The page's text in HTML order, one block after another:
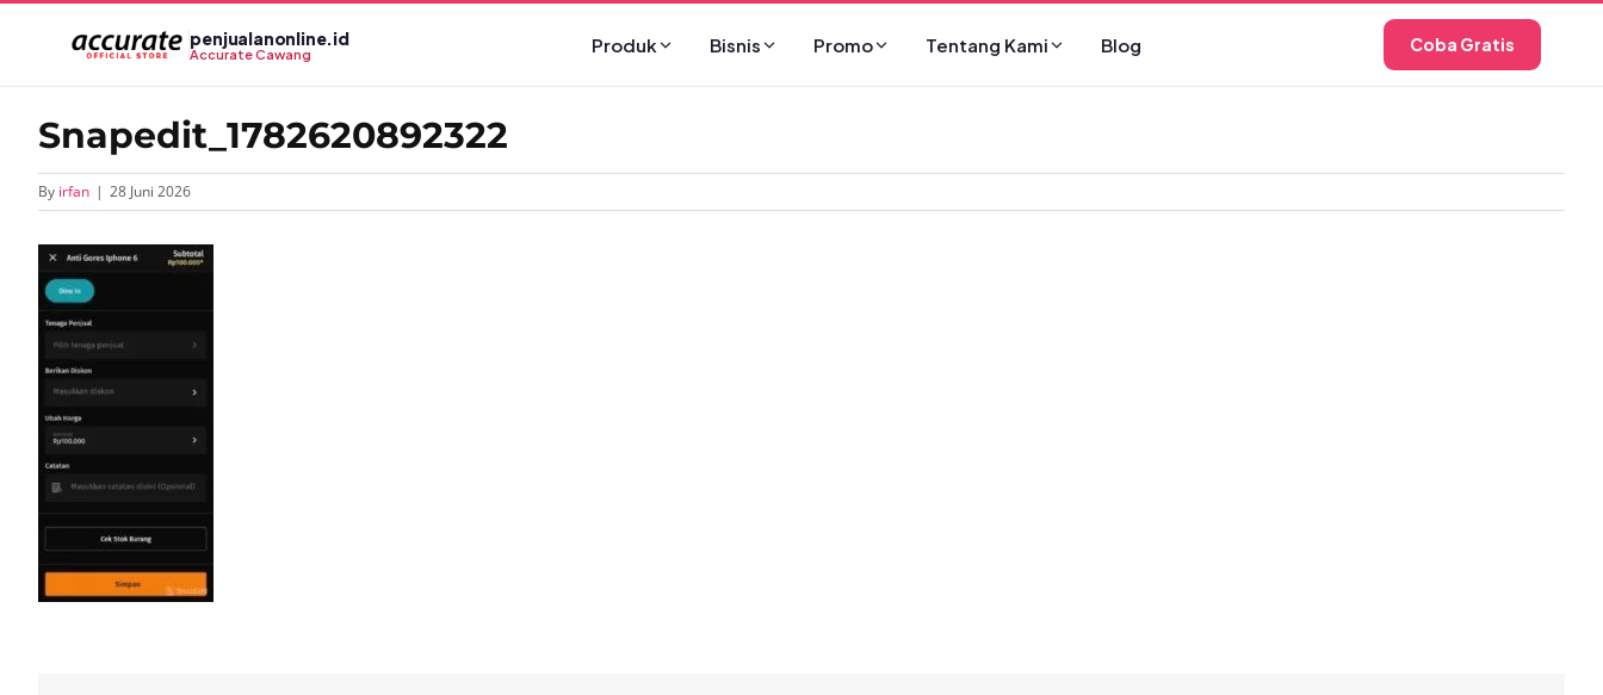
penjualanonline.id
Accurate Cawang Produk Bisnis Promo Tentang Kami Blog Coba Gratis
Snapedit_1782620892322
By irfan | 28 Juni 2026